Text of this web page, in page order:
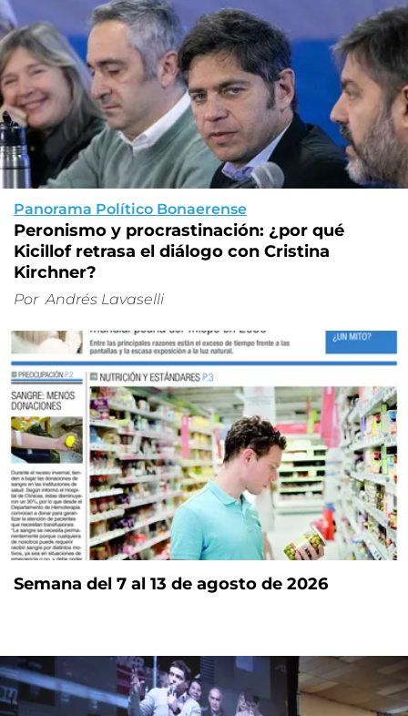
Panorama Político Bonaerense
Peronismo y procrastinación: ¿por qué
Kicillof retrasa el diálogo con Cristina
Kirchner?
Por Andrés Lavaselli
Semana del 7 al 13 de agosto de 2026